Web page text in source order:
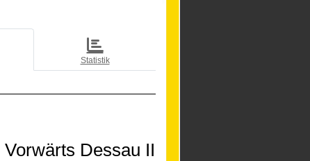
Statistik
Vorwärts Dessau II